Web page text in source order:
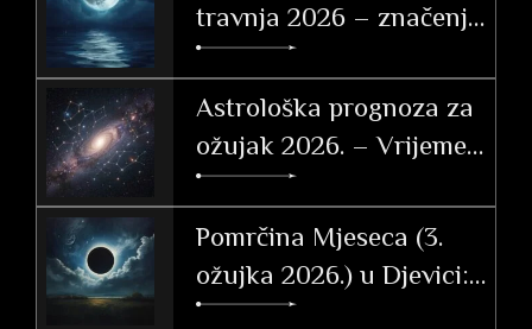
travnja 2026 – značenje
po znakovima
Astrološka prognoza za
ožujak 2026. – Vrijeme
tranzicije, akcije i velikih
otkrića
Pomrčina Mjeseca (3.
ožujka 2026.) u Djevici:
Vodič i utjecaj po